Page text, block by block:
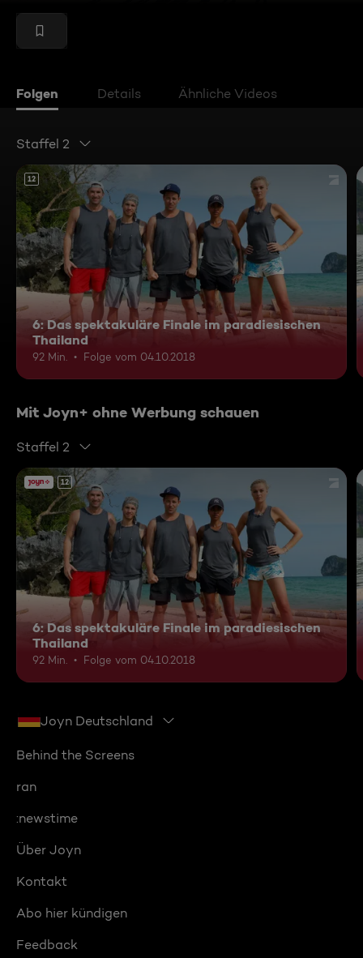
Folgen Details Ähnliche Videos
Staffel 2
12
6: Das spektakuläre Finale im paradiesischen
Thailand
92 Min. Folge vom 04.10.2018
Mit Joyn+ ohne Werbung schauen
Staffel 2
12
6: Das spektakuläre Finale im paradiesischen
Thailand
92 Min. Folge vom 04.10.2018
Joyn Deutschland
Behind the Screens
ran
:newstime
Über Joyn
Kontakt
Abo hier kündigen
Feedback